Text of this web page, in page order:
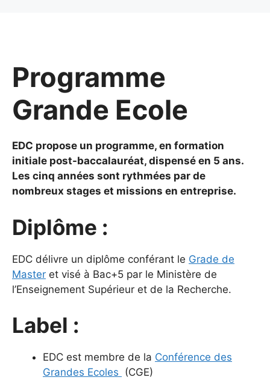
Programme
Grande Ecole
EDC propose un programme, en formation
initiale post-baccalauréat, dispensé en 5 ans.
Les cinq années sont rythmées par de
nombreux stages et missions en entreprise.
Diplôme :
EDC délivre un diplôme conférant le Grade de
Master et visé à Bac+5 par le Ministère de
l’Enseignement Supérieur et de la Recherche.
Label :
EDC est membre de la Conférence des
Grandes Ecoles (CGE)